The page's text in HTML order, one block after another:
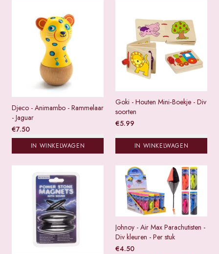
Djeco - Animambo - Rammelaar
- Jaguar
€7.50
IN WINKELWAGEN
Goki - Houten Mini‑Boekje - Div
soorten
€5.99
IN WINKELWAGEN
Johnoy - Air Max Parachutisten -
Div kleuren - Per stuk
€4.50